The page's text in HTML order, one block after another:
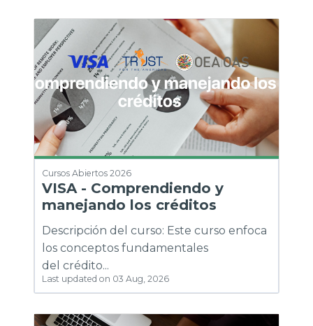
Cursos Abiertos 2026
VISA - Comprendiendo y
manejando los créditos
Descripción del curso: Este curso enfoca
los conceptos fundamentales
del crédito...
Last updated on 03 Aug, 2026